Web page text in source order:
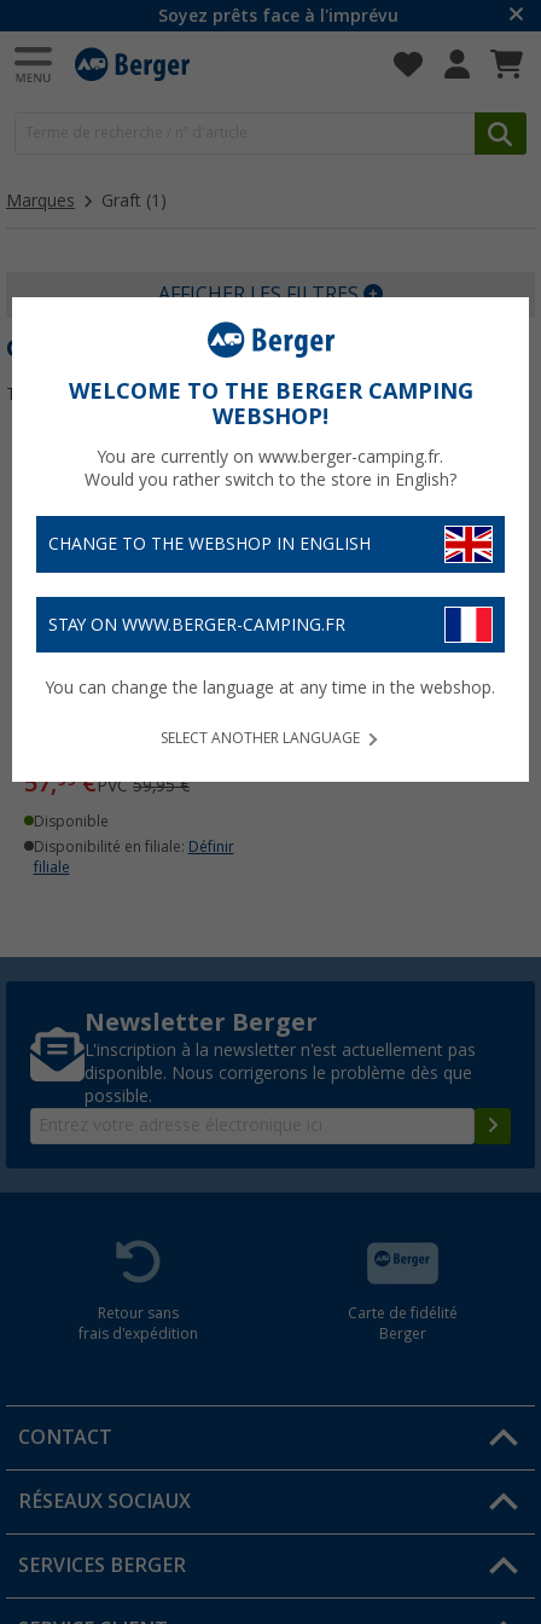
Soyez prêts face à l'imprévu
Marques Graft (1)
AFFICHER LES FILTRES
GRAFT
Trier par :
Kit de support universel
pour store de camping-
57,99€PVC59,95 €
Disponible
Disponibilité en filiale: Définir
filiale
Newsletter Berger
L'inscription à la newsletter n'est actuellement pas
disponible. Nous corrigerons le problème dès que
possible.
Retour sans
frais d'expédition
Carte de fidélité
Berger
CONTACT
Une question ?
Trouver une magasin
RÉSEAUX SOCIAUX
SERVICES BERGER
WELCOME TO THE BERGER CAMPING
WEBSHOP!
You are currently on www.berger-camping.fr.
Would you rather switch to the store in English?
CHANGE TO THE WEBSHOP IN ENGLISH
STAY ON WWW.BERGER-CAMPING.FR
You can change the language at any time in the webshop.
SELECT ANOTHER LANGUAGE